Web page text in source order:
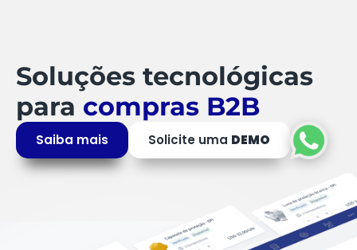
Soluções tecnológicas
para compras B2B
Saiba mais Solicite uma DEMO